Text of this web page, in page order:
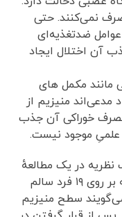
نمی‌کنند. حتی
ضدتغذیه‌ای
آن اختلال ایجاد
مانند مکمل های
مدعی‌اند منیزیم از
خوراکی آن جذب
علمیِ موجود نیست.
نظریه در یک مطالعهٔ
منتشرنشده اشاره می‌کنند. این مطالعه بر روی ۱۹ فرد سالم
سطح منیزیم